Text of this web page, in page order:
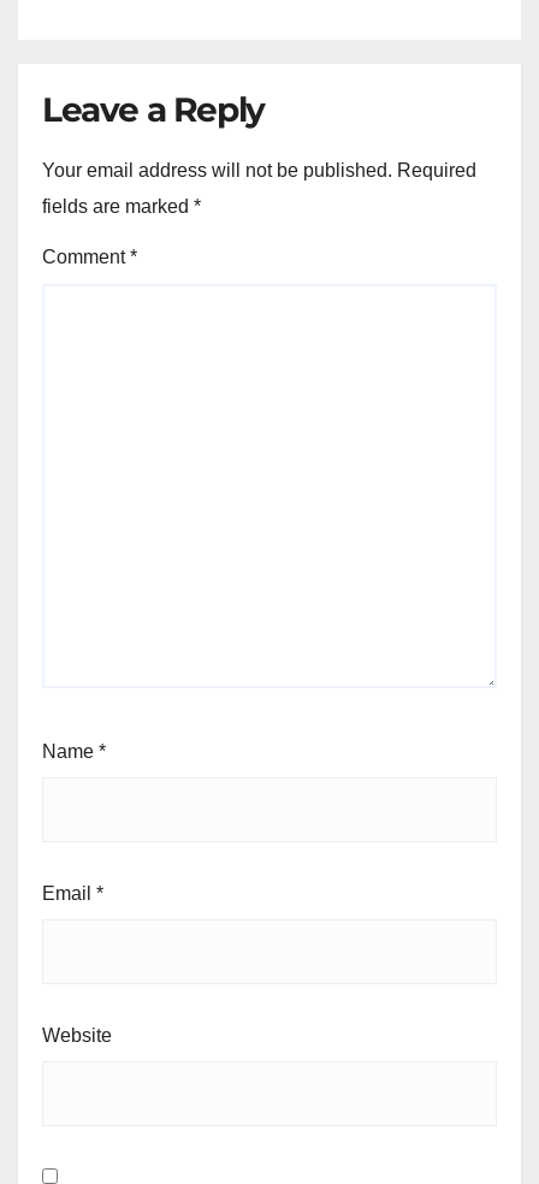
Leave a Reply
Your email address will not be published. Required
fields are marked *
Comment*
Name *
Email *
Website